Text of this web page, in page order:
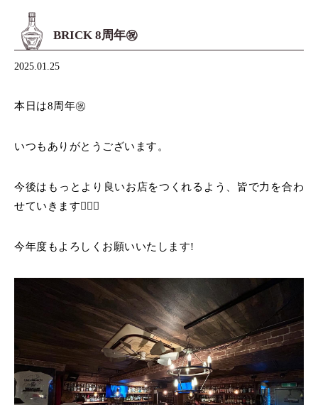
BRICK 8周年㊗️
2025.01.25
本日は8周年㊗️
いつもありがとうございます。
今後はもっとより良いお店をつくれるよう、皆で力を合わ
せていきます🙇🏻‍♂️
今年度もよろしくお願いいたします!